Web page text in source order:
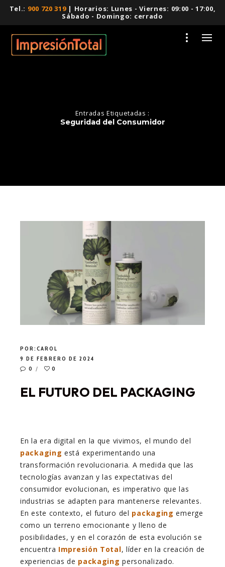
Tel.: 900 720 319| Horarios: Lunes - Viernes: 09:00 - 17:00,
Sábado - Domingo: cerrado
Entradas Etiquetadas :
Seguridad del Consumidor
POR:CAROL
9 DE FEBRERO DE 2024
0
0
EL FUTURO DEL PACKAGING
En la era digital en la que vivimos, el mundo del
packaging está experimentando una
transformación revolucionaria. A medida que las
tecnologías avanzan y las expectativas del
consumidor evolucionan, es imperativo que las
industrias se adapten para mantenerse relevantes.
En este contexto, el futuro del packaging emerge
como un terreno emocionante y lleno de
posibilidades, y en el corazón de esta evolución se
encuentra Impresión Total, líder en la creación de
experiencias de packaging personalizado.